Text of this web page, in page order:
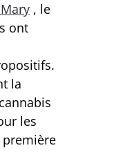
, le
ont
la
les